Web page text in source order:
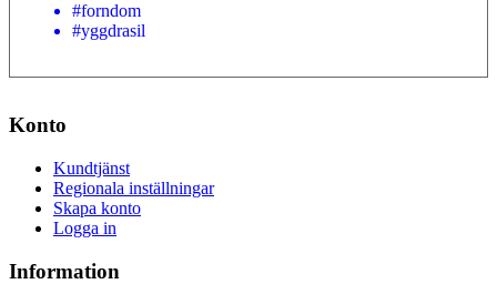
#forndom
#yggdrasil
Konto
Kundtjänst
Regionala inställningar
Skapa konto
Logga in
Information